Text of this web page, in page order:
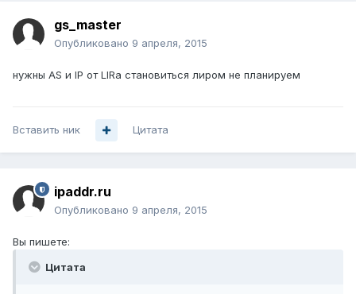
gs_master
Опубликовано 9 апреля, 2015
нужны AS и IP от LIRa становиться лиром не планируем
Вставить ник Цитата
ipaddr.ru
Опубликовано 9 апреля, 2015
Вы пишете:
Цитата